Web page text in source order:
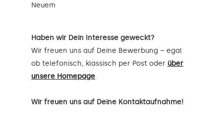
Neuem
Haben wir Dein Interesse geweckt?
Wir freuen uns auf Deine Bewerbung – egal
ob telefonisch, klassisch per Post oder über
unsere Homepage.
Wir freuen uns auf Deine Kontaktaufnahme!